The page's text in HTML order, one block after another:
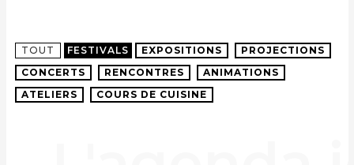
TOUT FESTIVALS EXPOSITIONS
PROJECTIONS
CONCERTS
RENCONTRES
ANIMATIONS
ATELIERS
COURS DE CUISINE